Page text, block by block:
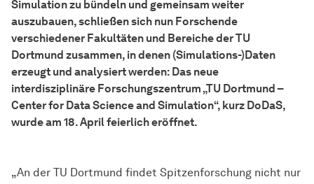
Simulation zu bündeln und gemeinsam weiter
auszubauen, schließen sich nun Forschende
verschiedener Fakultäten und Bereiche der TU
Dortmund zusammen, in denen (Simulations-)Daten
erzeugt und analysiert werden: Das neue
interdisziplinäre Forschungszentrum „TU Dortmund –
Center for Data Science and Simulation“, kurz DoDaS,
wurde am 18. April feierlich eröffnet.
„An der TU Dortmund findet Spitzenforschung nicht nur